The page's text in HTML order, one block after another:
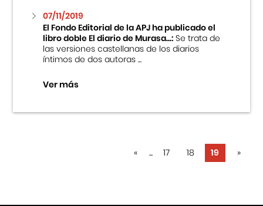
07/11/2019
El Fondo Editorial de la APJ ha publicado el
libro doble El diario de Murasa...:Se trata de
las versiones castellanas de los diarios
íntimos de dos autoras ...
Ver más
« ... 17 18 19 »